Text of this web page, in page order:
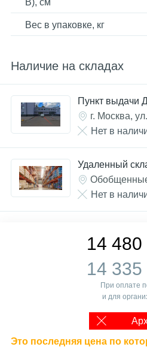
В), см
Вес в упаковке, кг
Наличие на складах
Пункт выдачи
г. Москва,
Нет в
Удаленный
Нет в
14 480
14 335
При оплате
и для
Это последняя цена по